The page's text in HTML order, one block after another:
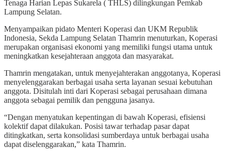
Tenaga Harian Lepas Sukarela ( THLS) dilingkungan Pemkab
Lampung Selatan.
Menyampaikan pidato Menteri Koperasi dan UKM Republik
Indonesia, Sekda Lampung Selatan Thamrin menuturkan, Koperasi
merupakan organisasi ekonomi yang memiliki fungsi utama untuk
meningkatkan kesejahteraan anggota dan masyarakat.
Thamrin mengatakan, untuk menyejahterakan anggotanya, Koperasi
menyelenggarakan berbagai usaha serta layanan sesuai kebutuhan
anggota. Disitulah inti dari Koperasi sebagai perusahaan dimana
anggota sebagai pemilik dan pengguna jasanya.
“Dengan menyatukan kepentingan di bawah Koperasi, efisiensi
kolektif dapat dilakukan. Posisi tawar terhadap pasar dapat
ditingkatkan, serta konsolidasi sumberdaya untuk berbagai usaha
dapat diselenggarakan,” kata Thamrin.